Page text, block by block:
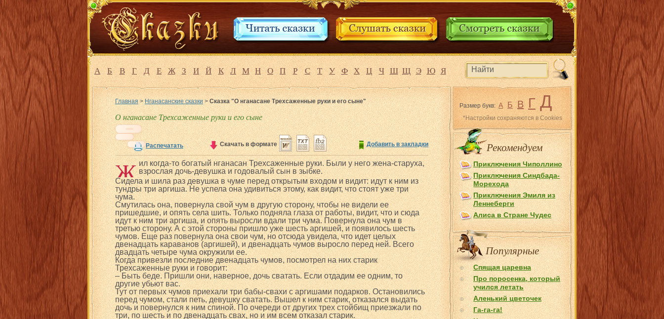
А Б В Г Д Е Ж З И Й К Л М Н О П Р С Т У Ф Х Ц Ч Ш Щ Э Ю Я
Размер букв: А Б В Г Д
*Настройки сохраняются в Cookies
Рекомендуем
Приключения Чиполлино
Приключения Синдбада-
Морехода
Приключения Эмиля из
Лeннеберги
Алиса в Стране Чудес
Популярные
Спящая царевна
Про поросенка, который
учился летать
Аленький цветочек
Га-га-га!
Главная >Нганасанские сказки>Сказка "О нганасане Трехсаженные руки и его сыне"
О нганасане Трехсаженные руки и его сыне
Распечатать Добавить в закладки
Скачать в формате
Ж ил когда-то богатый нганасан Трехсаженные руки. Были у него жена-старуха,
взрослая дочь-девушка и годовалый сын в зыбке.
Сидела и шила раз девушка в чуме перед открытым входом и видит: идут к ним из
тундры три аргиша. Не успела она удивиться этому, как видит, что стоят уже три
чума.
Смутилась она, повернула свой чум в другую сторону, чтобы не видели ее
пришедшие, и опять села шить. Только подняла глаза от работы, видит, что и сюда
идут к ним три аргиша, и опять выросли вдали три чума. Повернула она чум в
третью сторону. А с этой стороны пришло уже шесть аргишей, и появилось шесть
чумов. Еще раз повернула она свои чум, но отсюда увидела, что идет целых
двенадцать караванов (аргишей), и двенадцать чумов выросло перед ней. Всего
двадцать четыре чума окружили ее.
Когда привезли последние двенадцать чумов, посмотрел на них старик
Трехсаженные руки и говорит:
– Быть беде. Пришли они, наверное, дочь сватать. Если отдадим ее одним, то
другие убьют вас.
Тут от первых чумов приехали три бабы-свахи с аргишами подарков. Остановились
перед чумом, стали петь, девушку сватать. Вышел к ним старик, отказался выдать
дочь и повернулся к ним спиной. По очереди от других трех стойбищ приезжали по
три, по шесть и по двенадцать свах, но и им всем отказал старик.